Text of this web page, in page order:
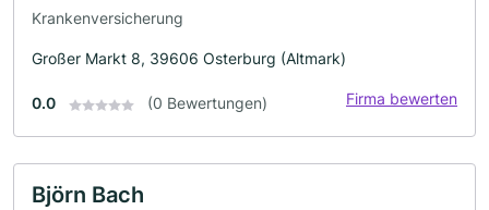
Krankenversicherung
Großer Markt 8, 39606 Osterburg (Altmark)
0.0 (0 Bewertungen) Firma bewerten
Björn Bach